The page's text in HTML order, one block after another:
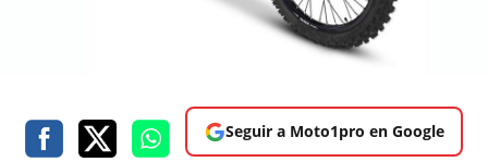
Seguir a Moto1pro en Google